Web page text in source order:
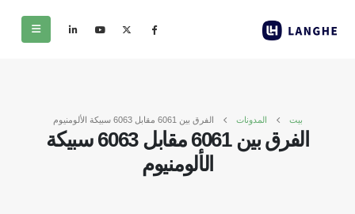
بيت المدونات الفرق بين 6061 مقابل 6063 سبيكة الألومنيوم
الفرق بين 6061 مقابل 6063 سبيكة
الألومنيوم